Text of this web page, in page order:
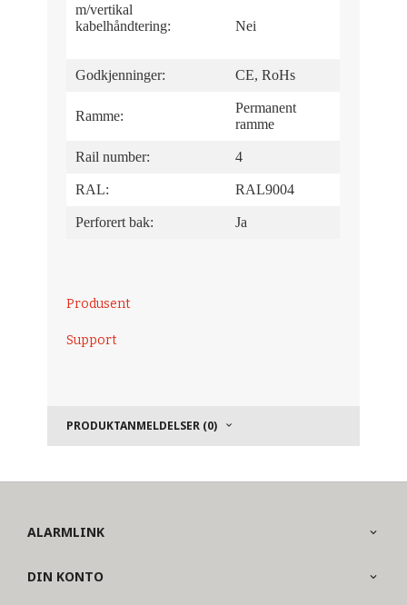
m/vertikal
kabelhåndtering:
Nei
Godkjenninger: CE, RoHs
Ramme:
Permanent
ramme
Rail number: 4
RAL: RAL9004
Perforert bak: Ja
Produsent
Support
PRODUKTANMELDELSER (0)
ALARMLINK
DIN KONTO